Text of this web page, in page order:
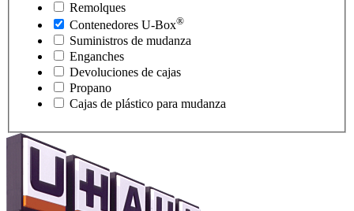
Remolques
Contenedores U-Box®
Suministros de mudanza
Enganches
Devoluciones de cajas
Propano
Cajas de plástico para mudanza